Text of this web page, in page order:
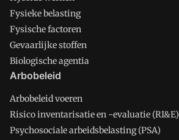
Fysieke belasting
Fysische factoren
Gevaarlijke stoffen
Biologische agentia
Arbobeleid
Arbobeleid voeren
Risico inventarisatie en -evaluatie (RI&E)
Psychosociale arbeidsbelasting (PSA)